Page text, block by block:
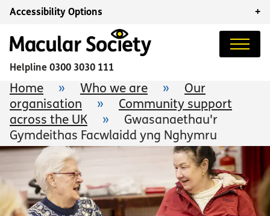
Accessibility Options +
Helpline 0300 3030 111
Home » Who we are »
Our
organisation
»
Community support
across the UK
»
Gwasanaethau'r
Gymdeithas Facwlaidd yng Nghymru